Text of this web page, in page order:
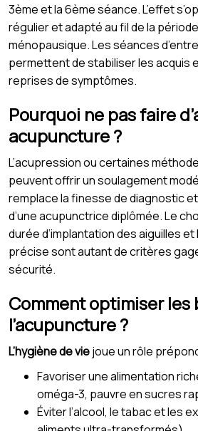
3ème et la 6ème séance. L’effet
régulier et adapté au fil de la
ménopausique. Les séances
permettent de stabiliser les acquis
reprises de symptômes.
Pourquoi ne pas faire
acupuncture ?
L’acupression ou certaines
peuvent offrir un soulagement
remplace la finesse de diagnostic
d’une acupunctrice diplômée. Le
durée d’implantation des aiguilles
précise sont autant de critères
sécurité.
Comment optimiser les
l’acupuncture ?
L’hygiène de viejoue un rôle
Favoriser une alimentation
oméga-3, pauvre en sucres
Éviter l’alcool, le tabac et les